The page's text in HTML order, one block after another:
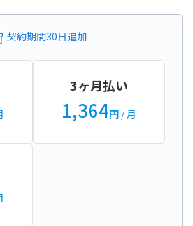
契約期間30日追加
3ヶ月払い
1,364円 / 月